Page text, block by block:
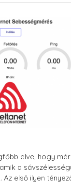
elve, hogy
a
első ilyen